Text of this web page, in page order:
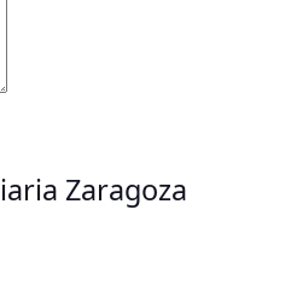
Zaragoza